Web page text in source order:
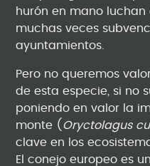
hurón en mano luchan
muchas veces
ayuntamientos.
Pero no queremos
de esta especie, si no
poniendo en valor la
monte ( Oryctolagus
clave en los
El conejo europeo es